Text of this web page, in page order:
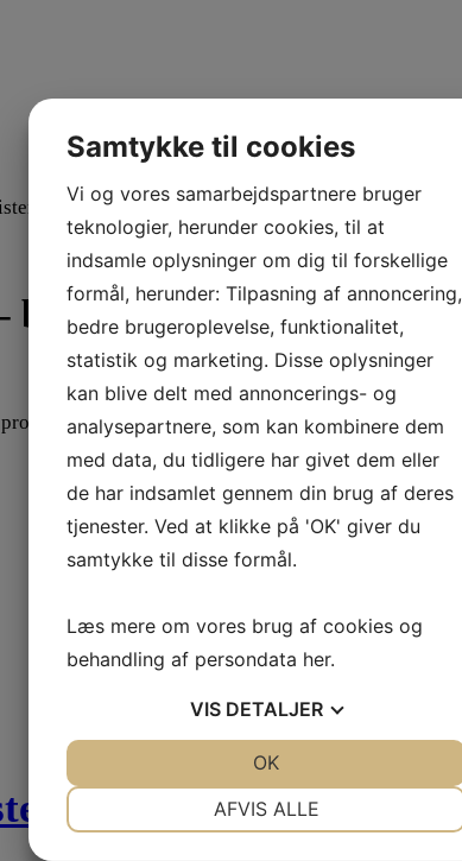
pak
blister pak
i Europa i den højeste kvalitet.
pak
Samtykke til cookies
Vi og vores samarbejdspartnere bruger
teknologier, herunder cookies, til at
indsamle oplysninger om dig til forskellige
formål, herunder: Tilpasning af annoncering,
bedre brugeroplevelse, funktionalitet,
statistik og marketing. Disse oplysninger
kan blive delt med annoncerings- og
analysepartnere, som kan kombinere dem
med data, du tidligere har givet dem eller
de har indsamlet gennem din brug af deres
tjenester. Ved at klikke på 'OK' giver du
samtykke til disse formål.
Læs mere om vores brug af cookies og
behandling af persondata her.
VIS DETALJER
AFVIS ALLE
OK